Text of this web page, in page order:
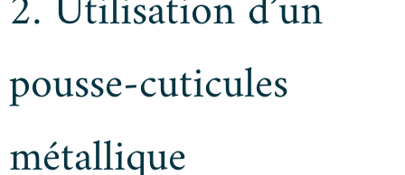
pousse-cuticules
métallique